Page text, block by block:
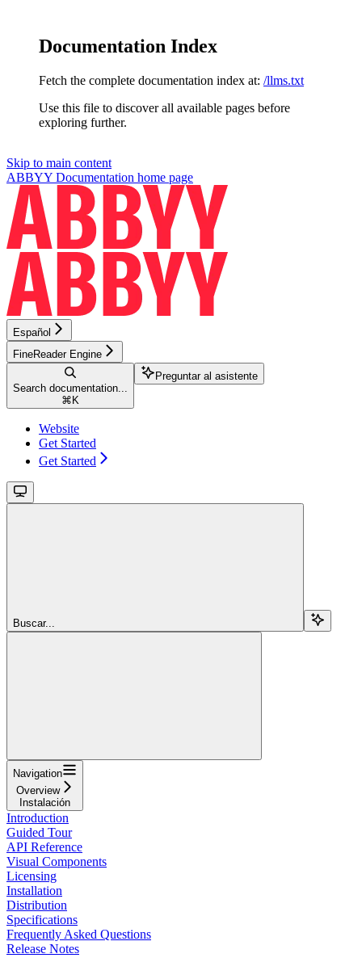
Documentation Index
Fetch the complete documentation index at: /llms.txt
Use this file to discover all available pages before
exploring further.
Skip to main content
ABBYY Documentation home page
Español
FineReader Engine
Search documentation...
⌘ K
Preguntar al asistente
Website
Get Started
Get Started
Buscar...
Navigation
Overview
Instalación
Introduction
Guided Tour
API Reference
Visual Components
Licensing
Installation
Distribution
Specifications
Frequently Asked Questions
Release Notes